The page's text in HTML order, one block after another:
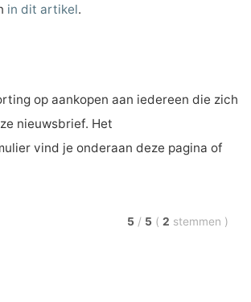
in dit artikel.
op aankopen aan iedereen die zich
nieuwsbrief. Het
vind je onderaan deze pagina of
5 / 5 ( 2 stemmen )